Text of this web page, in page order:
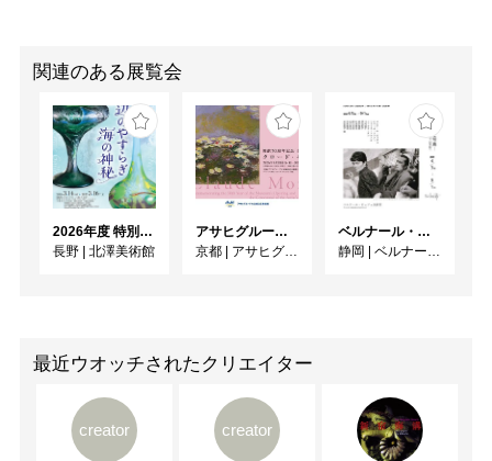
関連のある展覧会
2026年度 特別展「ガレとドーム、アール･ヌーヴォーのガラス 水辺のやすらぎ、海の神秘」
長野 | 北澤美術館
アサヒグループ大山崎山荘美術館 開館30周年記念展「没後100年 クロード・モネ」
京都 | アサヒグループ大山崎山荘美術館
ベルナール・ビュフェと写真 ーカメラがとらえたビュフェとその時代、そして21 世紀へ
静岡 | ベルナール・ビュフェ美術館
最近ウオッチされたクリエイター
creator creator